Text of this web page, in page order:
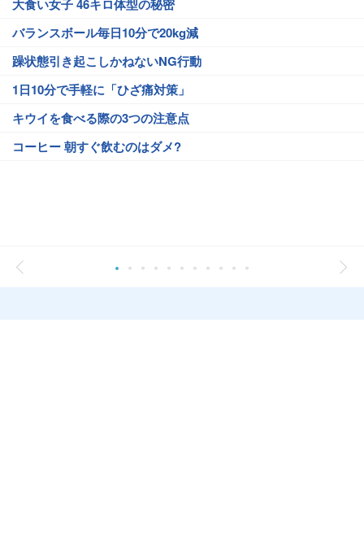
大食い女子 46キロ体型の秘密
バランスボール毎日10分で20kg減
躁状態引き起こしかねないNG行動
1日10分で手軽に「ひざ痛対策」
キウイを食べる際の3つの注意点
コーヒー 朝すぐ飲むのはダメ?